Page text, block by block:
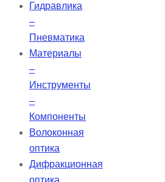
Гидравлика
–
Пневматика
Материалы
–
Инструменты
–
Компоненты
Волоконная
оптика
Дифракционная